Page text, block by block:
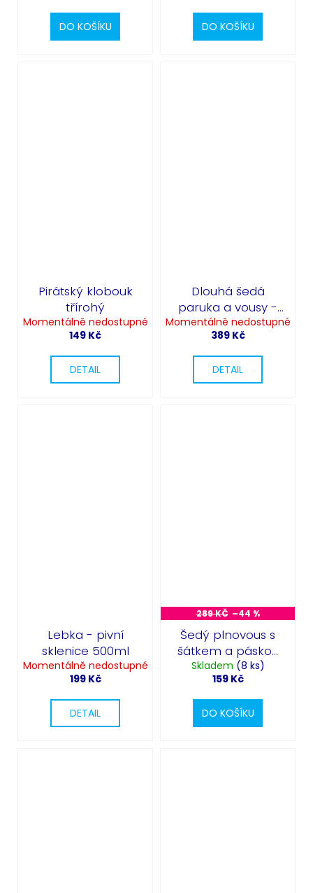
DO KOŠÍKU DO KOŠÍKU
Pirátský klobouk
třírohý
Momentálně nedostupné
149 Kč
DETAIL
Dlouhá šedá
paruka a vousy -
čaroděj
Momentálně nedostupné
389 Kč
DETAIL
Lebka - pivní
sklenice 500ml
Momentálně nedostupné
199 Kč
DETAIL
289 KČ –44 %
Šedý plnovous s
šátkem a páskou
přes oko
Skladem (8 ks)
159 Kč
DO KOŠÍKU